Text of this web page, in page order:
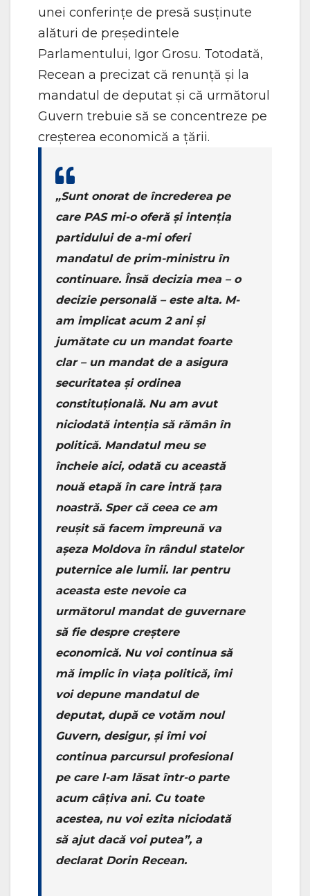
unei conferințe de presă susținute
alături de președintele
Parlamentului, Igor Grosu. Totodată,
Recean a precizat că renunță și la
mandatul de deputat și că următorul
Guvern trebuie să se concentreze pe
creșterea economică a țării.
„Sunt onorat de încrederea pe
care PAS mi-o oferă și intenția
partidului de a-mi oferi
mandatul de prim-ministru în
continuare. Însă decizia mea – o
decizie personală – este alta. M-
am implicat acum 2 ani și
jumătate cu un mandat foarte
clar – un mandat de a asigura
securitatea și ordinea
constituțională. Nu am avut
niciodată intenția să rămân în
politică. Mandatul meu se
încheie aici, odată cu această
nouă etapă în care intră țara
noastră. Sper că ceea ce am
reușit să facem împreună va
așeza Moldova în rândul statelor
puternice ale lumii. Iar pentru
aceasta este nevoie ca
următorul mandat de guvernare
să fie despre creștere
economică. Nu voi continua să
mă implic în viața politică, îmi
voi depune mandatul de
deputat, după ce votăm noul
Guvern, desigur, și îmi voi
continua parcursul profesional
pe care l-am lăsat într-o parte
acum câțiva ani. Cu toate
acestea, nu voi ezita niciodată
să ajut dacă voi putea”, a
declarat Dorin Recean.